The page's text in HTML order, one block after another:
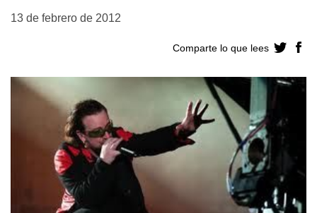
13 de febrero de 2012
Comparte lo que lees